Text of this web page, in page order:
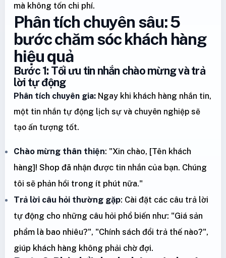
mà không tốn chi phí.
Phân tích chuyên sâu: 5
bước chăm sóc khách hàng
hiệu quả
Bước 1: Tối ưu tin nhắn chào mừng và trả
lời tự động
Phân tích chuyên gia: Ngay khi khách hàng nhắn tin,
một tin nhắn tự động lịch sự và chuyên nghiệp sẽ
tạo ấn tượng tốt.
Chào mừng thân thiện: "Xin chào, [Tên khách
hàng]! Shop đã nhận được tin nhắn của bạn. Chúng
tôi sẽ phản hồi trong ít phút nữa."
Trả lời câu hỏi thường gặp: Cài đặt các câu trả lời
tự động cho những câu hỏi phổ biến như: "Giá sản
phẩm là bao nhiêu?", "Chính sách đổi trả thế nào?",
giúp khách hàng không phải chờ đợi.